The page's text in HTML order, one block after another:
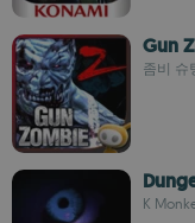
Gun
좀비 슈
K